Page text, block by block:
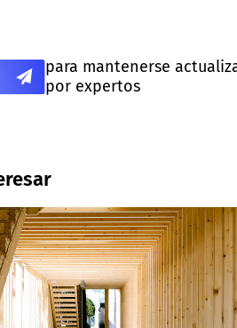
para mantenerse
por expertos